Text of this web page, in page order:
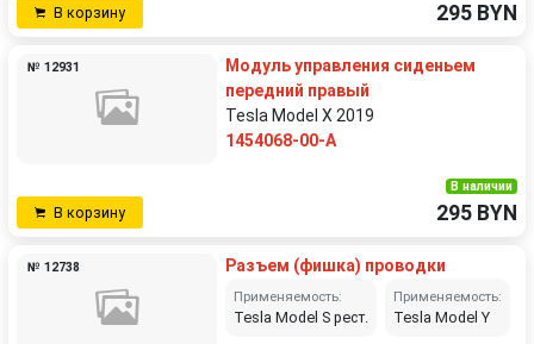
В корзину 295 BYN
№ 12931
Модуль управления сиденьем
передний правый
Tesla Model X 2019
1454068-00-A
В корзину
В наличии
295 BYN
№ 12738 Разъем (фишка) проводки
Применяемость:
Tesla Model S рест.
Применяемость:
Tesla Model Y